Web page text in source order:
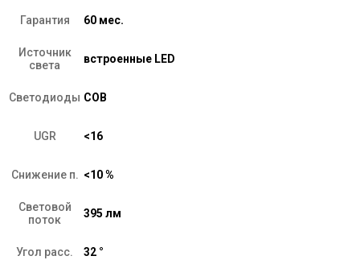
Гарантия 60 мес.
Источник
света
встроенные LED
Светодиоды COB
UGR <16
Снижение п. <10 %
Световой
поток
395 лм
Угол расс. 32 °